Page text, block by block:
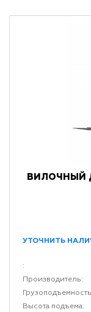
ВИЛОЧНЫЙ
УТОЧНИТЬ
:
Производитель:
Высота подъема: